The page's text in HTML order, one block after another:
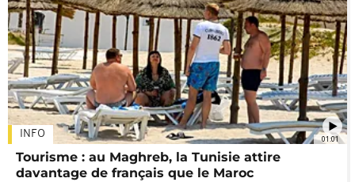
01:01
INFO
Tourisme : au Maghreb, la Tunisie attire
davantage de français que le Maroc